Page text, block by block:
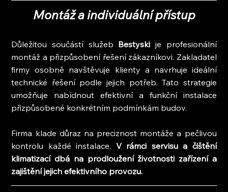
Montáž a individuální přístup
Důležitou součástí služeb Bestyski je profesionální
montáž a přizpůsobení řešení zákazníkovi. Zakladatel
firmy osobně navštěvuje klienty a navrhuje ideální
technické řešení podle jejich potřeb. Tato strategie
umožňuje nabídnout efektivní a funkční instalace
přizpůsobené konkrétním podmínkám budov.
Firma klade důraz na preciznost montáže a pečlivou
kontrolu každé instalace. V rámci servisu a čištění
klimatizací dbá na prodloužení životnosti zařízení a
zajištění jejich efektivního provozu.